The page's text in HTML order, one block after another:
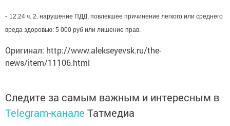
- 12.24 ч. 2. нарушение ПДД, повлекшее причинение легкого или среднего
вреда здоровью: 5 000 руб или лишение прав.
Оригинал: http://www.alekseyevsk.ru/the-
news/item/11106.html
Следите за самым важным и интересным в
Telegram-канале Татмедиа